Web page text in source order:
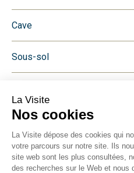
Cave
Sous-sol
Plateau surface totale